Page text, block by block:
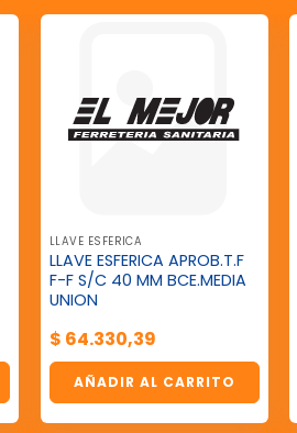
LLAVE ESFERICA
LLAVE ESFERICA APROB.T.F
F-F S/C 40 MM BCE.MEDIA
UNION
$ 64.330,39
AÑADIR AL CARRITO